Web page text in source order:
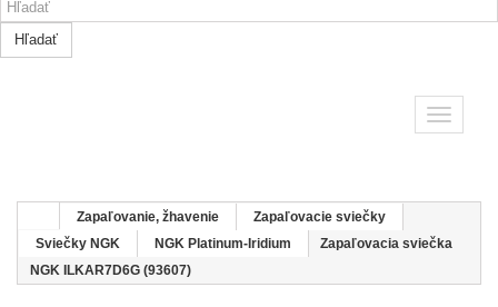
Hľadať
Toggle
Zapaľovanie, žhavenie
Zapaľovacie sviečky
Sviečky NGK
NGK Platinum-Iridium
Zapaľovacia sviečka
NGK ILKAR7D6G (93607)